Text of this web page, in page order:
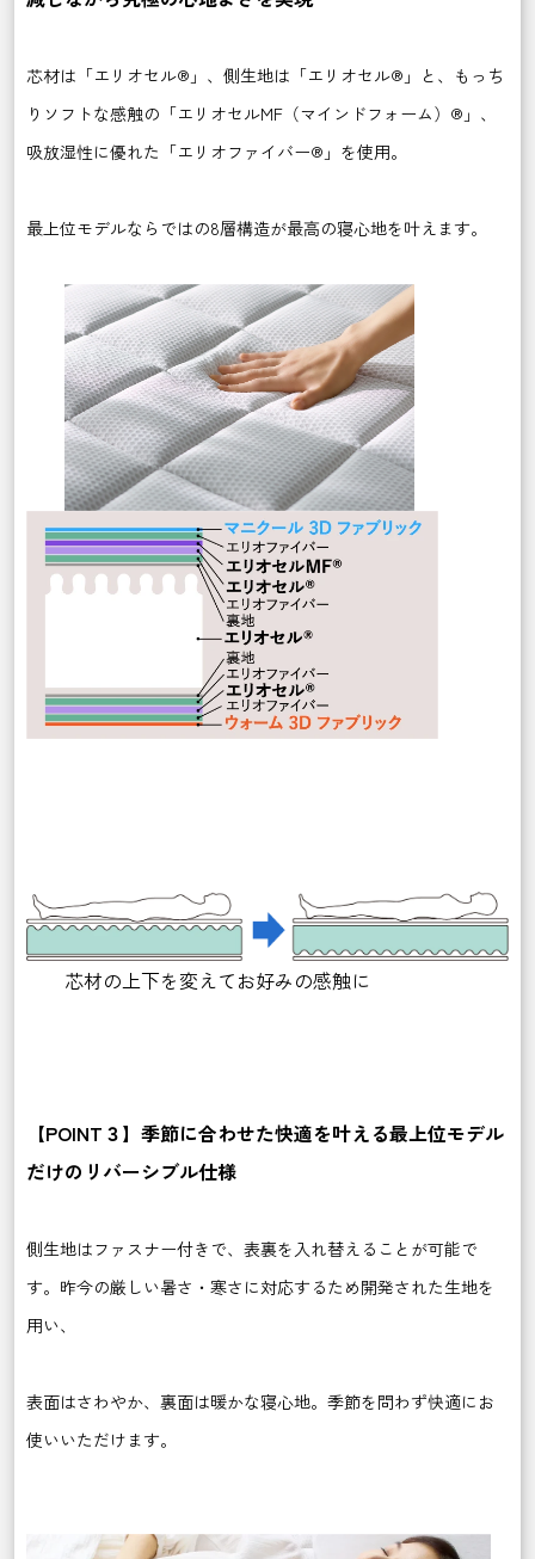
芯材は「エリオセル®」、側生地は「エリオセル®」と、もっち
りソフトな感触の「エリオセルMF（マインドフォーム）®」、
吸放湿性に優れた「エリオファイバー®」を使用。
最上位モデルならではの8層構造が最高の寝心地を叶えます。
芯材の上下を変えてお好みの感触に
【POINT３】季節に合わせた快適を叶える最上位モデル
だけのリバーシブル仕様
側生地はファスナー付きで、表裏を入れ替えることが可能で
す。昨今の厳しい暑さ・寒さに対応するため開発された生地を
用い、
表面はさわやか、裏面は暖かな寝心地。季節を問わず快適にお
使いいただけます。